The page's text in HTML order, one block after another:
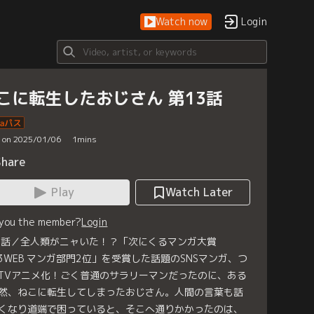
Watch now Login
に転生したおじさん 第13話
on 2025/01/06 1mins
Play
Watch Later
the member?Login
／全人類がニャいた！？「次にくるマンガ大賞
マンガ部門2位」を受賞した話題のSNSマンガ、つ
アニメ化！ごく普通のサラリーマンだったのに、ある
、ねこに転生してしまったおじさん。人間の言葉も話
なり道端で困っていると、そこへ通りかかったのは、